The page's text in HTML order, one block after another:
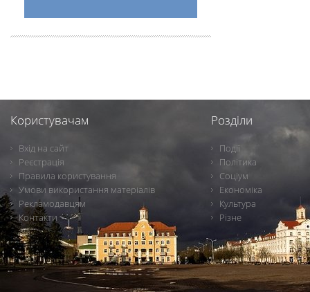
Користувачам
Вхід на сайт
Реєстрація
Правила користування
Умови використання матеріалів
Рекламодавцям
Контакти
Розділи
Події
Політика
Соціум
Економіка
Культура
Різне